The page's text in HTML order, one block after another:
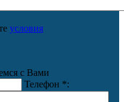
условия
с Вами
Телефон *: